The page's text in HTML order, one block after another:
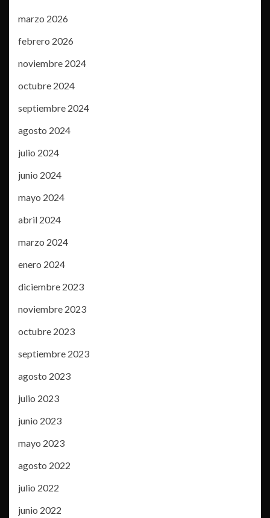
marzo 2026
febrero 2026
noviembre 2024
octubre 2024
septiembre 2024
agosto 2024
julio 2024
junio 2024
mayo 2024
abril 2024
marzo 2024
enero 2024
diciembre 2023
noviembre 2023
octubre 2023
septiembre 2023
agosto 2023
julio 2023
junio 2023
mayo 2023
agosto 2022
julio 2022
junio 2022